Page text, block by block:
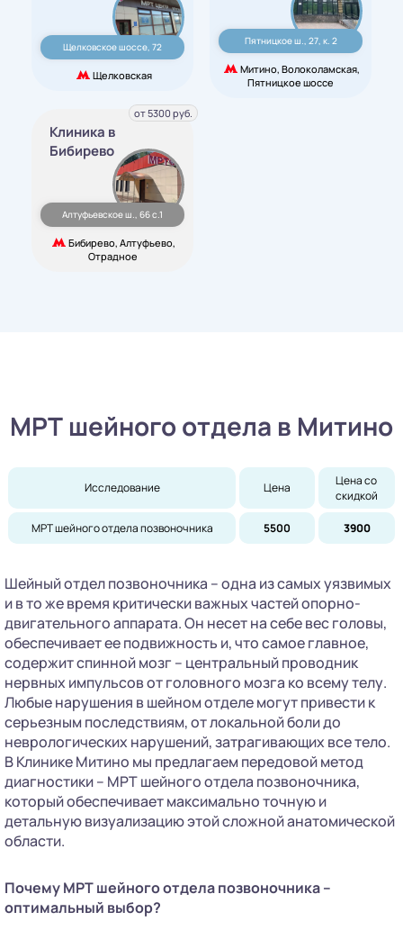
Щелковское шоссе, 72
Щелковская
Пятницкое ш., 27, к. 2
Митино, Волоколамская,
Пятницкое шоссе
Клиника в
Бибирево
Алтуфьевское ш., 66 с.1
Бибирево, Алтуфьево,
Отрадное
от 5300 руб.
МРТ шейного отдела в Митино
Исследование Цена
Цена со
скидкой
МРТ шейного отдела позвоночника 5500 3900
Шейный отдел позвоночника – одна из самых уязвимых
и в то же время критически важных частей опорно-
двигательного аппарата. Он несет на себе вес головы,
обеспечивает ее подвижность и, что самое главное,
содержит спинной мозг – центральный проводник
нервных импульсов от головного мозга ко всему телу.
Любые нарушения в шейном отделе могут привести к
серьезным последствиям, от локальной боли до
неврологических нарушений, затрагивающих все тело.
В Клинике Митино мы предлагаем передовой метод
диагностики – МРТ шейного отдела позвоночника,
который обеспечивает максимально точную и
детальную визуализацию этой сложной анатомической
области.
Почему МРТ шейного отдела позвоночника –
оптимальный выбор?